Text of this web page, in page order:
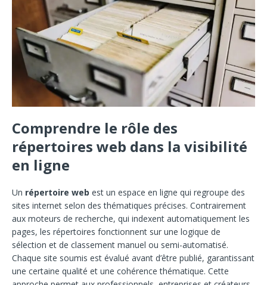
Comprendre le rôle des
répertoires web dans la visibilité
en ligne
Un répertoire web est un espace en ligne qui regroupe des
sites internet selon des thématiques précises. Contrairement
aux moteurs de recherche, qui indexent automatiquement les
pages, les répertoires fonctionnent sur une logique de
sélection et de classement manuel ou semi-automatisé.
Chaque site soumis est évalué avant d’être publié, garantissant
une certaine qualité et une cohérence thématique. Cette